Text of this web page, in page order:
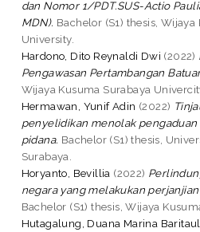
dan Nomor 1/PDT.SUS-Actio
MDN). Bachelor (S1) thesis, Wijaya
University.
Hardono, Dito Reynaldi Dwi (2022)
Pengawasan Pertambangan
Wijaya Kusuma Surabaya
Hermawan, Yunif Adin (2022)
penyelidikan menolak
pidana. Bachelor (S1) thesis,
Surabaya.
Horyanto, Bevillia (2022)
negara yang melakukan
Bachelor (S1) thesis, Wijaya
Hutagalung, Duana Marina